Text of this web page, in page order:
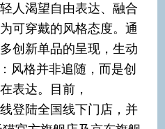
人渴望自由表达、融合
可穿戴的风格态度。通
创新单品的呈现，生动
风格并非追随，而是创
表达。目前，
登陆全国线下门店，并